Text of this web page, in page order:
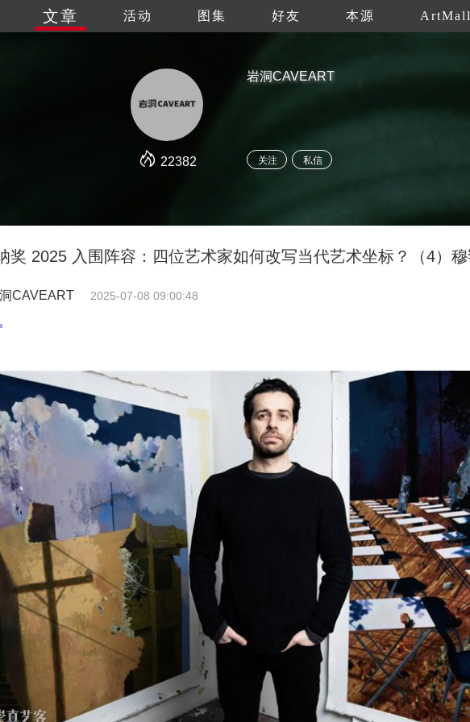
文章 活动 图集 好友 本源 ArtMall
22382
岩洞CAVEART
关注 私信
奖 2025 入围阵容：四位艺术家如何改写当代艺术坐标？（4）穆
CAVEART 2025-07-08 09:00:48